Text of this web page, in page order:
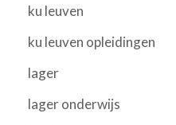
ku leuven
ku leuven opleidingen
lager
lager onderwijs